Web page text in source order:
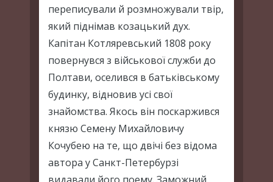
переписували й розмножували твір,
який піднімав козацький дух.
Капітан Котляревський 1808 року
повернувся з військової служби до
Полтави, оселився в батьківському
будинку, відновив усі свої
знайомства. Якось він поскаржився
князю Семену Михайловичу
Кочубею на те, що двічі без відома
автора у Санкт-Петербурзі